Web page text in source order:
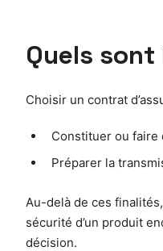
Quels
Choisir un contrat
Constituer ou faire
Préparer la
Au-delà de ces
sécurité d’un produit
décision.